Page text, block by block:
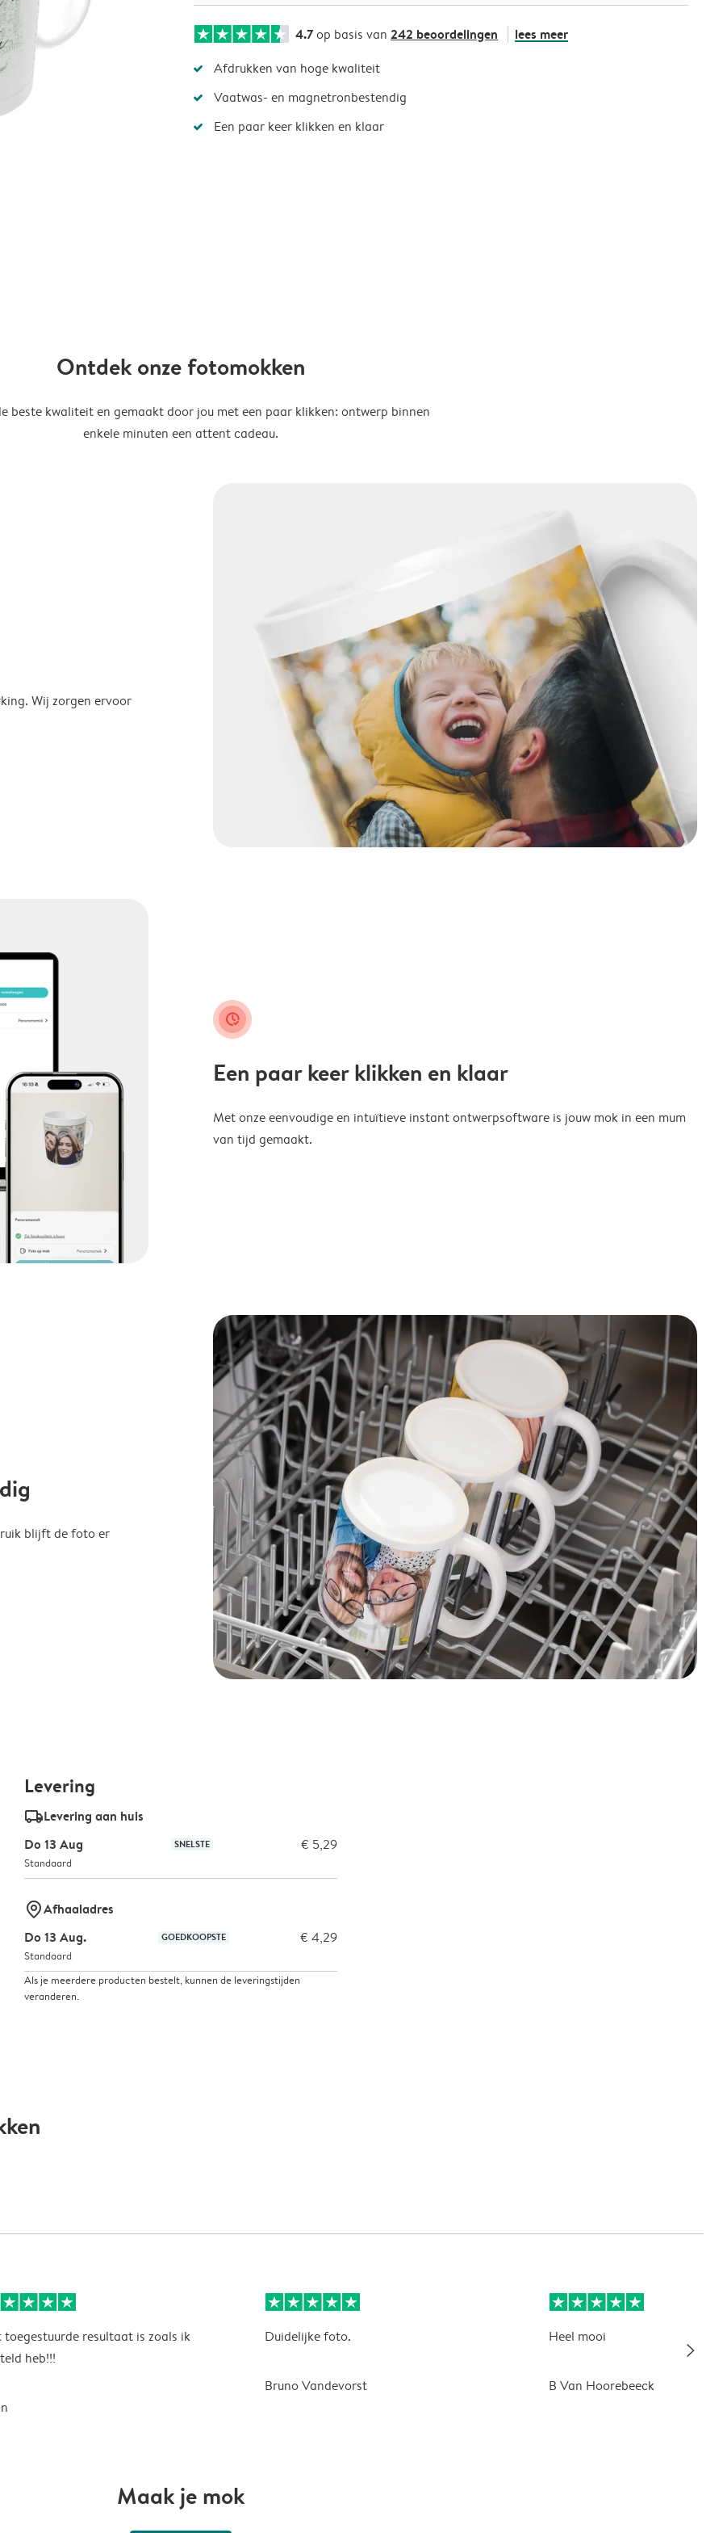
4.7op basis van 242 beoordelingen lees meer
Afdrukken van hoge kwaliteit
Vaatwas- en magnetronbestendig
Een paar keer klikken en klaar
Ontdek onze fotomokken
beste kwaliteit en gemaakt door jou met een paar klikken: ontwerp binnen
enkele minuten een attent cadeau.
Wij zorgen ervoor
clock_check
Een paar keer klikken en klaar
Met onze eenvoudige en intuïtieve instant ontwerpsoftware is jouw mok in een mum
van tijd gemaakt.
blijft de foto er
Levering
delivery_standard_v2Levering aan huis
Do 13 Aug
SNELSTE € 5,29
Standaard
marker-pinAfhaaladres
Do 13 Aug.
GOEDKOOPSTE € 4,29
Standaard
Als je meerdere producten bestelt, kunnen de leveringstijden
veranderen.
toegestuurde resultaat is zoals ik
heb!!!
Duidelijke foto.
Bruno Vandevorst
Heel mooi
B Van Hoorebeeck
slim_arrow_right
Maak je mok